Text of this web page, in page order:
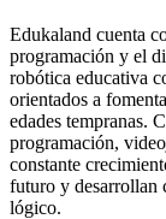
Edukaland cuenta
programación y el
robótica educativa
orientados a
edades tempranas.
programación,
constante
futuro y desarrollan
lógico.